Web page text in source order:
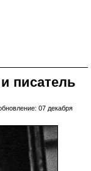
писатель
07 декабря